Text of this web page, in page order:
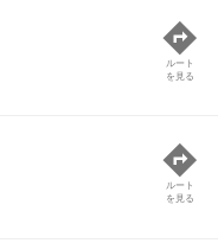
ルート
を見る
ルート
を見る